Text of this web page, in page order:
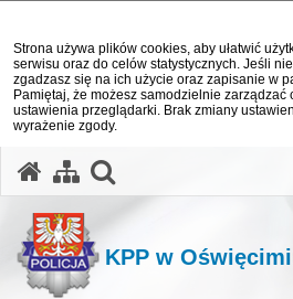
Strona używa plików cookies, aby ułatwić
serwisu oraz do celów statystycznych. Jeśli
zgadzasz się na ich użycie oraz zapisanie w
Pamiętaj, że możesz samodzielnie zarządzać
ustawienia przeglądarki. Brak zmiany
wyrażenie zgody.
KPP w